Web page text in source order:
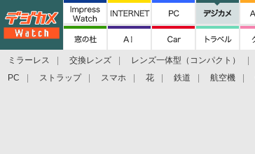
ミラーレス 交換レンズ レンズ一体型（コンパクト）
PC
ストラップ スマホ 花 鉄道 航空機